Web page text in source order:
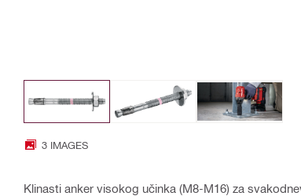
3 IMAGES
Klinasti anker visokog učinka (M8-M16) za